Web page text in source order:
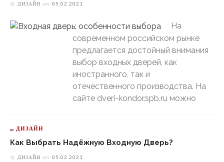
ДИЗАЙН on 05.02.2021
На
современном российском рынке
предлагается достойный внимания
выбор входных дверей, как
иностранного, так и
отечественного производства. На
сайте dveri-kondor.spb.ru можно
ДИЗАЙН
Как Выбрать Надёжную Входную Дверь?
ДИЗАЙН on 05.02.2021